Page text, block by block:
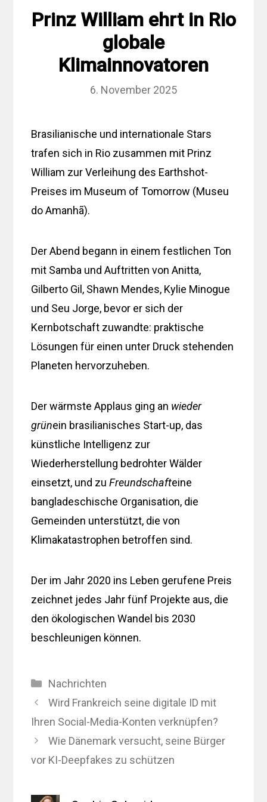
Prinz William ehrt in Rio
globale
Klimainnovatoren
6. November 2025
Brasilianische und internationale Stars
trafen sich in Rio zusammen mit Prinz
William zur Verleihung des Earthshot-
Preises im Museum of Tomorrow (Museu
do Amanhã).
Der Abend begann in einem festlichen Ton
mit Samba und Auftritten von Anitta,
Gilberto Gil, Shawn Mendes, Kylie Minogue
und Seu Jorge, bevor er sich der
Kernbotschaft zuwandte: praktische
Lösungen für einen unter Druck stehenden
Planeten hervorzuheben.
Der wärmste Applaus ging an wieder
grünein brasilianisches Start-up, das
künstliche Intelligenz zur
Wiederherstellung bedrohter Wälder
einsetzt, und zuFreundschafteine
bangladeschische Organisation, die
Gemeinden unterstützt, die von
Klimakatastrophen betroffen sind.
Der im Jahr 2020 ins Leben gerufene Preis
zeichnet jedes Jahr fünf Projekte aus, die
den ökologischen Wandel bis 2030
beschleunigen können.
Kategorien
Nachrichten
Wird Frankreich seine digitale ID mit
Ihren Social-Media-Konten verknüpfen?
Wie Dänemark versucht, seine Bürger
vor KI-Deepfakes zu schützen